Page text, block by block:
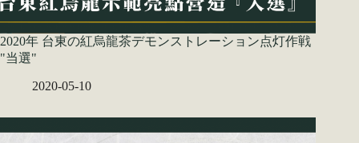
2020年 台東の紅烏龍茶デモンストレーション点灯作戦
"当選"
2020-05-10